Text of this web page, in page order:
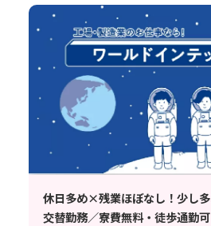
休日多め×残業ほぼなし！少し多
交替勤務／寮費無料・徒歩通勤可